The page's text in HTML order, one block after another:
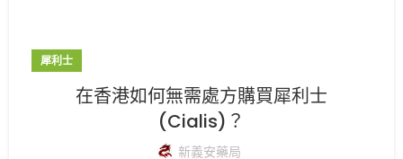
犀利士
在香港如何無需處方購買犀利士
(Cialis)？
新義安藥局